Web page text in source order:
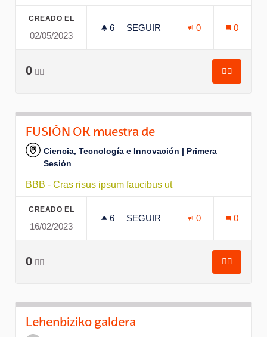
CREADO EL
02/05/2023
6 6 SEGUIDORAS
SEGUIR
0 0
0 👍🏽
👍🏽
FUSIÓN OK muestra de
Ciencia, Tecnología e Innovación | Primera
Sesión
BBB - Cras risus ipsum faucibus ut
CREADO EL
16/02/2023
6 6 SEGUIDORAS
SEGUIR
0 0
0 👍🏽
👍🏽
FUSIÓN
Lehenbiziko galdera